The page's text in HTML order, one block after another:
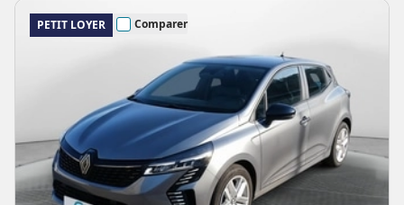
PETIT LOYER Comparer